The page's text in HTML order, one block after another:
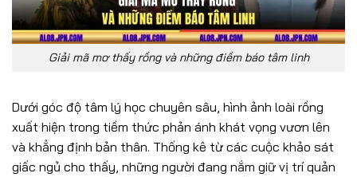
Giải mã mơ thấy rồng và những điềm báo tâm linh
Dưới góc độ tâm lý học chuyên sâu, hình ảnh loài rồng
xuất hiện trong tiềm thức phản ánh khát vọng vươn lên
và khẳng định bản thân. Thống kê từ các cuộc khảo sát
giấc ngủ cho thấy, những người đang nắm giữ vị trí quản